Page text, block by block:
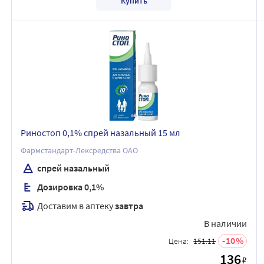
Риностоп 0,1% спрей назальный 15 мл
Фармстандарт-Лексредства ОАО
спрей назальный
Дозировка 0,1%
Доставим в аптекузавтра
В наличии
Цена: 151.11 10
136₽